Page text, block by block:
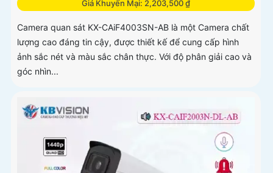
Giá Khuyến Mại: 2,203,500 ₫
Camera quan sát KX-CAiF4003SN-AB là một Camera chất
lượng cao đáng tin cậy, được thiết kế để cung cấp hình
ảnh sắc nét và màu sắc chân thực. Với độ phân giải cao và
góc nhìn...